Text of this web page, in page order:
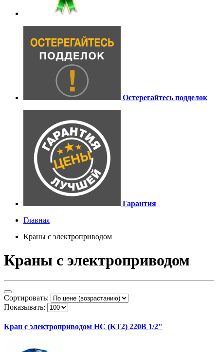
Остерегайтесь подделок
Гарантия
Главная
Краны с электроприводом
Краны с электроприводом
Сортировать:
Показывать:
Кран с электроприводом HC (KT2) 220В 1/2"